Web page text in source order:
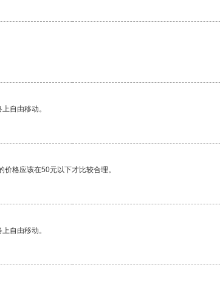
自由移动。
格应该在50元以下才比较合理。
自由移动。